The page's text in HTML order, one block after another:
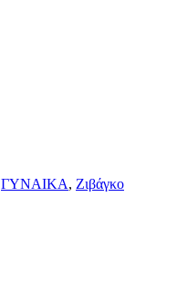
ΓΥΝΑΙΚΑ, Ζιβάγκο